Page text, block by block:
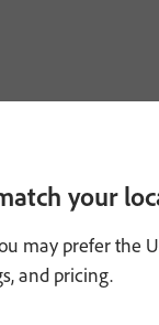
tekstūrų
patogaus
your
may prefer the
and pricing.